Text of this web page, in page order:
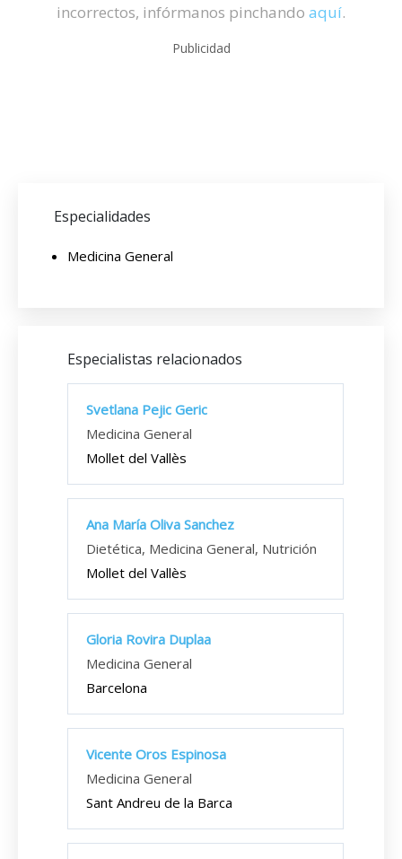
incorrectos, infórmanos pinchando aquí.
Publicidad
Especialidades
Medicina General
Especialistas relacionados
Svetlana Pejic Geric
Medicina General
Mollet del Vallès
Ana María Oliva Sanchez
Dietética, Medicina General, Nutrición
Mollet del Vallès
Gloria Rovira Duplaa
Medicina General
Barcelona
Vicente Oros Espinosa
Medicina General
Sant Andreu de la Barca